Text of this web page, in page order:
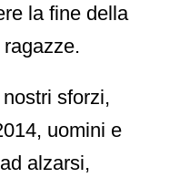
la fine della
sforzi,
uomini e
alzarsi,